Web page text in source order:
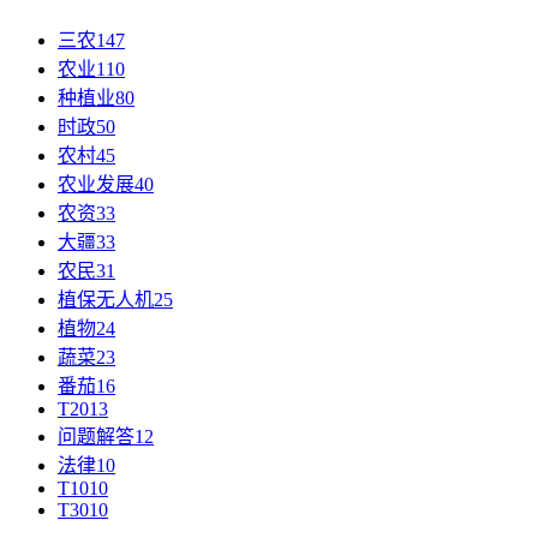
三农147
农业110
种植业80
时政50
农村45
农业发展40
农资33
大疆33
农民31
植保无人机25
植物24
蔬菜23
番茄16
T2013
问题解答12
法律10
T1010
T3010